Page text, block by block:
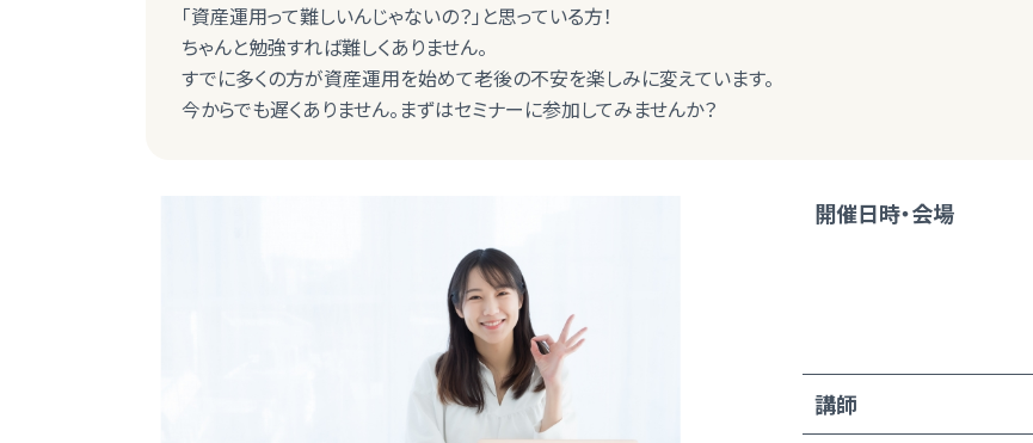
「資産運用って難しいんじゃないの？」と思っている方！
ちゃんと勉強すれば難しくありません。
すでに多くの方が資産運用を始めて老後の不安を楽しみに変えています。
今からでも遅くありません。まずはセミナーに参加してみませんか？
開催日時・会場
講師